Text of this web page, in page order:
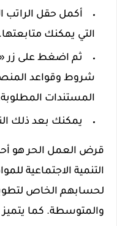
أكمل حقل الراتب
التي يمكنك متابعتها.
ثم اضغط على زر
شروط وقواعد
المستندات
يمكنك بعد ذلك
قرض العمل الحر هو
التنمية الاجتماعية
لحسابهم الخاص
والمتوسطة. كما